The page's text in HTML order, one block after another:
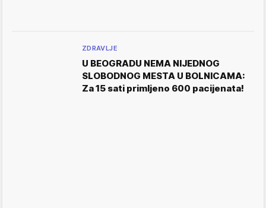
ZDRAVLJE
U BEOGRADU NEMA NIJEDNOG
SLOBODNOG MESTA U BOLNICAMA:
Za 15 sati primljeno 600 pacijenata!